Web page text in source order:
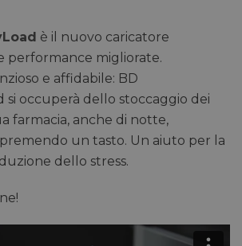
è il nuovo caricatore
performance migliorate.
e affidabile: BD
si occuperà dello stoccaggio dei
farmacia, anche di notte,
un tasto. Un aiuto per la
dello stress.